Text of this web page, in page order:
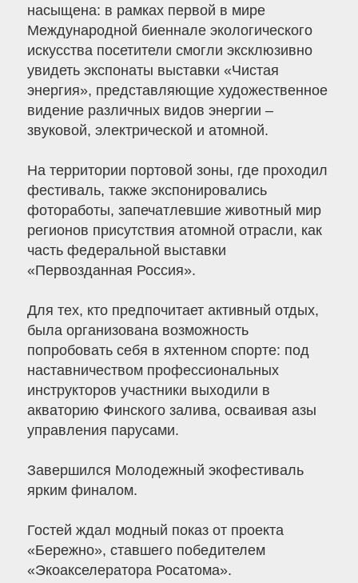
насыщена: в рамках первой в мире
Международной биеннале экологического
искусства посетители смогли эксклюзивно
увидеть экспонаты выставки «Чистая
энергия», представляющие художественное
видение различных видов энергии –
звуковой, электрической и атомной.
На территории портовой зоны, где проходил
фестиваль, также экспонировались
фотоработы, запечатлевшие животный мир
регионов присутствия атомной отрасли, как
часть федеральной выставки
«Первозданная Россия».
Для тех, кто предпочитает активный отдых,
была организована возможность
попробовать себя в яхтенном спорте: под
наставничеством профессиональных
инструкторов участники выходили в
акваторию Финского залива, осваивая азы
управления парусами.
Завершился Молодежный экофестиваль
ярким финалом.
Гостей ждал модный показ от проекта
«Бережно», ставшего победителем
«Экоакселератора Росатома».